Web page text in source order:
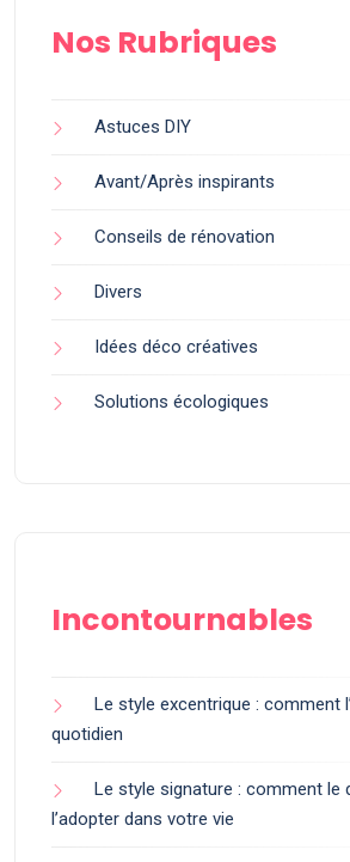
Nos Rubriques
Astuces DIY
Avant/Après inspirants
Conseils de rénovation
Divers
Idées déco créatives
Solutions écologiques
Incontournables
Le style excentrique : comment
quotidien
Le style signature : comment le
l’adopter dans votre vie